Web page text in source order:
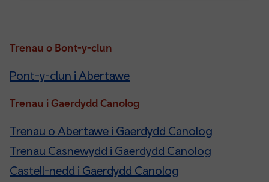
Trenau o Bont-y-clun
Pont-y-clun i Abertawe
Trenau i Gaerdydd Canolog
Trenau o Abertawe i Gaerdydd Canolog
Trenau Casnewydd i Gaerdydd Canolog
Castell-nedd i Gaerdydd Canolog